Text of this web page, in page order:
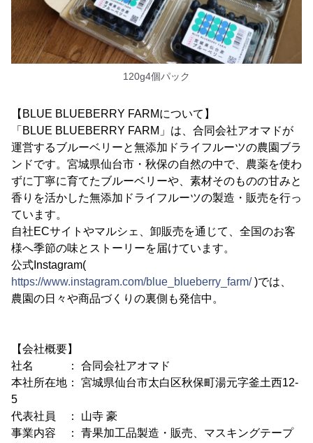
120g4個パック
【BLUE BLUEBERRY FARMについて】
「BLUE BLUEBERRY FARM」は、合同会社アオマドが
運営するブルーベリーと無添加ドライフルーツの農園ブラ
ンドです。宮城県仙台市・秋保の自然の中で、農薬を使わ
ずに丁寧に育てたブルーベリーや、素材そのものの甘みと
香りを活かした無添加ドライフルーツの製造・販売を行っ
ています。
自社ECサイトやマルシェ、卸販売を通じて、全国のお客
様へ季節の味とストーリーを届けています。
公式Instagram(
https://www.instagram.com/blue_blueberry_farm/)では、
農園の日々や商品づくりの裏側も発信中。
【会社概要】
社名 ： 合同会社アオマド
本社所在地： 宮城県仙台市太白区秋保町湯元字釜土西12-
5
代表社員 ： 山寺 豪
事業内容 ： 青果加工品製造・販売、マスキングテープ